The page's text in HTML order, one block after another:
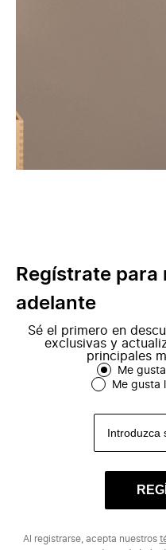
Regístrate para
adelante
Sé el primero en
exclusivas y
principales
Me
Me gusta
Al registrarse, acepta nuestros